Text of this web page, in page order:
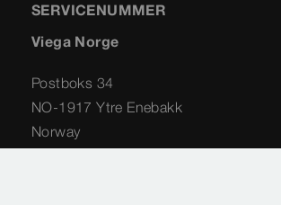
SERVICENUMMER
Viega Norge
Postboks 34
NO-1917 Ytre Enebakk
Norway